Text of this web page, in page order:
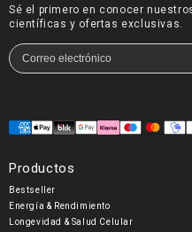
Sé el primero en conocer
científicas y ofertas exclusivas.
Formas
pago
Productos
Bestseller
Energía & Rendimiento
Longevidad & Salud Celular